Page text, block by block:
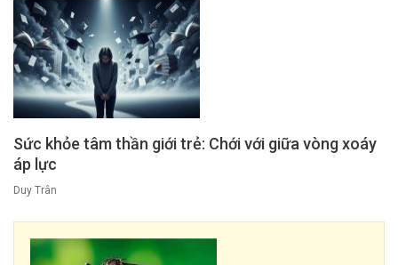
Sức khỏe tâm thần giới trẻ: Chới với giữa vòng xoáy
áp lực
Duy Trân